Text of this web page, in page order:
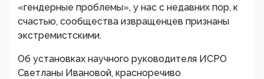
«гендерные проблемы», у нас с недавних пор, к
счастью, сообщества извращенцев признаны
экстремистскими.
Об установках научного руководителя ИСРО
Светланы Ивановой, красноречиво